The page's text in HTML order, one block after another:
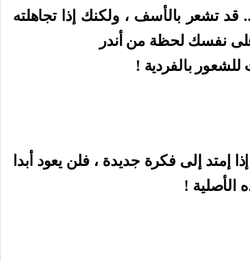
قد تشعر بالأسف ، ولكنك إذا تجاهلته
نفسك لحظة من أندر
للشعور بالفردية !
إمتد إلى فكرة جديدة ، فلن يعود أبدا
الأصلية !